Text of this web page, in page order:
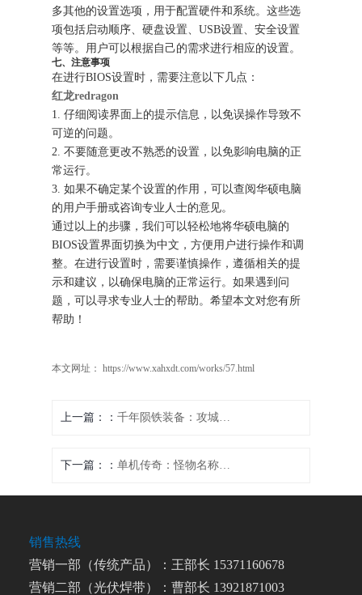
多其他的设置选项，用于配置硬件和系统。这些选
项包括启动顺序、硬盘设置、USB设置、安全设置
等等。用户可以根据自己的需求进行相应的设置。
七、注意事项
在进行BIOS设置时，需要注意以下几点：
红龙redragon
1. 仔细阅读界面上的提示信息，以免误操作导致不
可逆的问题。
2. 不要随意更改不熟悉的设置，以免影响电脑的正
常运行。
3. 如果不确定某个设置的作用，可以查阅华硕电脑
的用户手册或咨询专业人士的意见。
通过以上的步骤，我们可以轻松地将华硕电脑的
BIOS设置界面切换为中文，方便用户进行操作和调
整。在进行设置时，需要谨慎操作，遵循相关的提
示和建议，以确保电脑的正常运行。如果遇到问
题，可以寻求专业人士的帮助。希望本文对您有所
帮助！
本文网址： https://www.xahxdt.com/works/57.html
上一篇： 千年陨铁装备：攻城三国的终极利器
下一篇： 单机传奇：怪物名称独领风骚
销售热线
营销一部（传统产品）：王部长 15371160678
营销二部（光伏焊带）：曹部长 13921871003